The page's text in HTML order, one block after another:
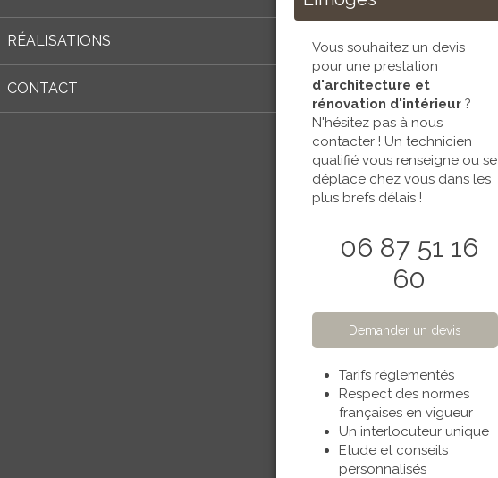
RÉALISATIONS
CONTACT
Vous souhaitez un devis
pour une prestation
d'architecture et
rénovation d'intérieur?
N'hésitez pas à nous
contacter ! Un technicien
qualifié vous renseigne ou se
déplace chez vous dans les
plus brefs délais !
06 87 51 16
60
Demander un devis
Tarifs réglementés
Respect des normes
françaises en vigueur
Un interlocuteur unique
Etude et conseils
personnalisés